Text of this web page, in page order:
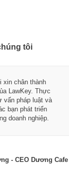
tôi
xin chân thành
LawKey. Thực
vấn pháp luật và
bạn phát triển
doanh nghiệp.
- CEO Dương Cafe